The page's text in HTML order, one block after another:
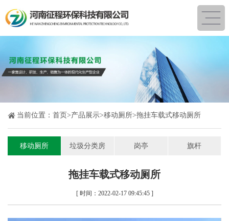
当前位置： 首页>产品展示>移动厕所>拖挂车载式移动厕所
移动厕所 垃圾分类房 岗亭 旗杆
拖挂车载式移动厕所
[ 时间：2022-02-17 09:45:45 ]